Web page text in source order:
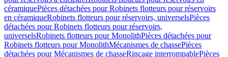
céramiquePièces détachées pour Robinets flotteurs pour réservoirs
en céramiqueRobinets flotteurs pour réservoirs, universelsPièces
détachées pour Robinets flotteurs pour réservoirs,
universelsRobinets flotteurs pour MonolithPièces détachées pour
Robinets flotteurs pour MonolithMécanismes de chassePièces
détachées pour Mécanismes de chasseRinçage interrompablePièces